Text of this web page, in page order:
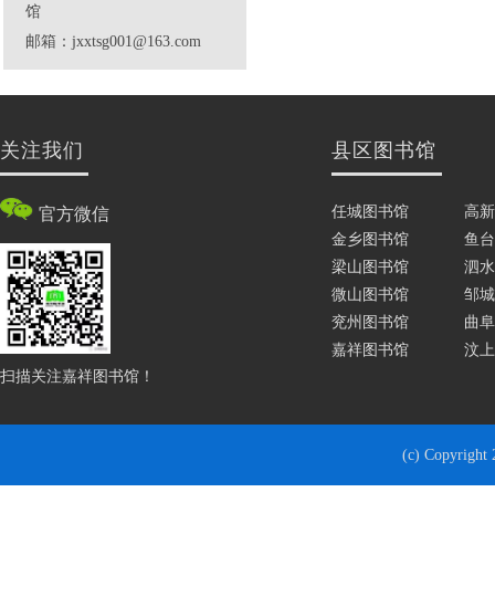
馆
邮箱：jxxtsg001@163.com
关注我们
官方微信
扫描关注嘉祥图书馆！
县区图书馆
任城图书馆
高
金乡图书馆
鱼
梁山图书馆
泗
微山图书馆
邹
兖州图书馆
曲
嘉祥图书馆
汶
(c) Copyright